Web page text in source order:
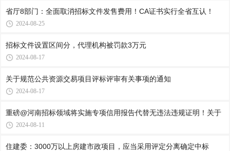
省厅8部门：全面取消招标文件发售费用！CA证书实行全省互认！
2024-08-25
招标文件设置区间分，代理机构被罚款3万元
2024-08-17
关于规范公共资源交易项目评标评审有关事项的通知
2024-08-17
重磅@河南招标领域将实施专项信用报告代替无违法违规证明！关于
2024-08-11
住建委：3000万以上房建市政项目，应当采用评定分离确定中标